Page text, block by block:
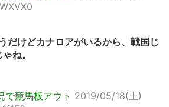
だけどカナロアがいるから、戦国じ
ね。
で競馬板アウト 2019/05/18(土)